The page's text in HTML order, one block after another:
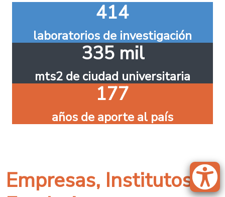
414
laboratorios de investigación
335 mil
mts2 de ciudad universitaria
177
años de aporte al país
Empresas, Institutos y